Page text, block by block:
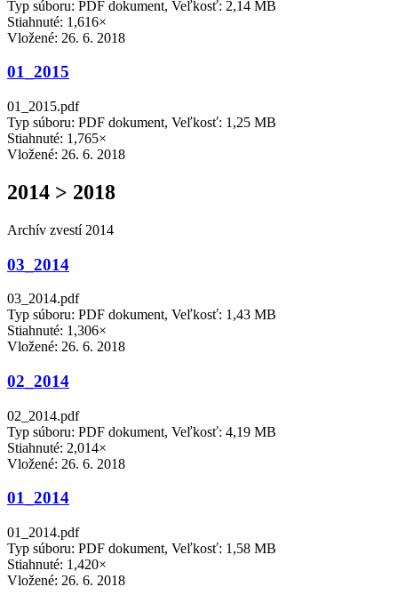
Typ súboru: PDF dokument, Veľkosť: 2,14 MB
Stiahnuté: 1,616×
Vložené: 26. 6. 2018
01_2015
01_2015.pdf
Typ súboru: PDF dokument, Veľkosť: 1,25 MB
Stiahnuté: 1,765×
Vložené: 26. 6. 2018
2014 > 2018
Archív zvestí 2014
03_2014
03_2014.pdf
Typ súboru: PDF dokument, Veľkosť: 1,43 MB
Stiahnuté: 1,306×
Vložené: 26. 6. 2018
02_2014
02_2014.pdf
Typ súboru: PDF dokument, Veľkosť: 4,19 MB
Stiahnuté: 2,014×
Vložené: 26. 6. 2018
01_2014
01_2014.pdf
Typ súboru: PDF dokument, Veľkosť: 1,58 MB
Stiahnuté: 1,420×
Vložené: 26. 6. 2018